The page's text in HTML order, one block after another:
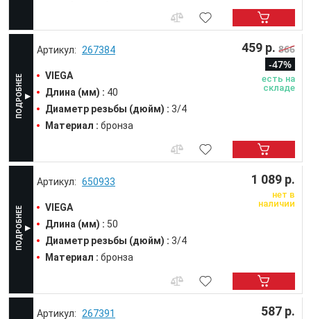
267384
VIEGA
Длина (мм) : 40
Диаметр резьбы (дюйм) : 3/4
Материал : бронза
459 р. 866
-47%
есть на
складе
650933
VIEGA
Длина (мм) : 50
Диаметр резьбы (дюйм) : 3/4
Материал : бронза
1 089 р.
нет в
наличии
267391 587 р.